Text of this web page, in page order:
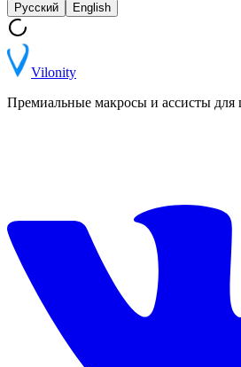
Русский English
Vilonity
Премиальные макросы и ассисты для